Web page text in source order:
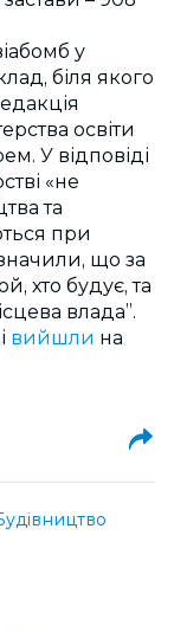
у
біля якого
освіти
У відповіді
«не
та
при
що за
хто будує, та
влада”.
вийшли на